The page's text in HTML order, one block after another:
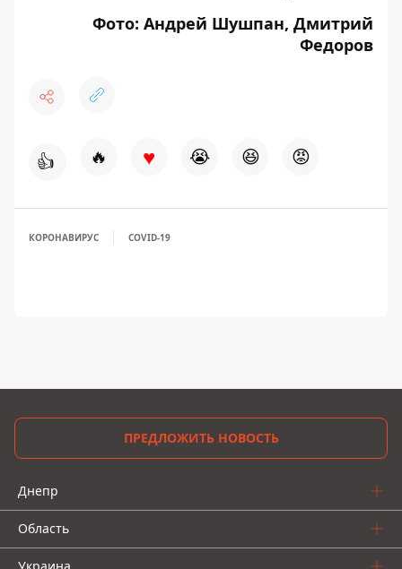
Фото: Андрей Шушпан, Дмитрий
Федоров
👍 🔥 ♥ 😭 😆 😡
КОРОНАВИРУС COVID-19
ПРЕДЛОЖИТЬ НОВОСТЬ
Днепр
Область